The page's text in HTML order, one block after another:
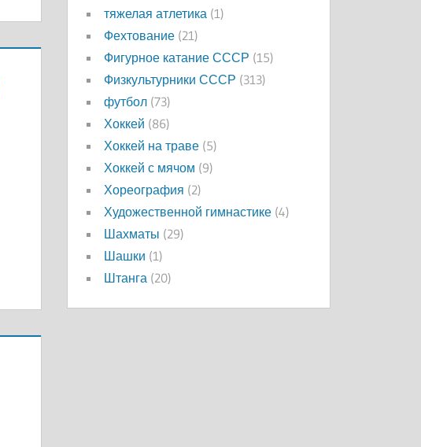
тяжелая атлетика (1)
Фехтование (21)
Фигурное катание СССР (15)
Физкультурники СССР (313)
футбол (73)
Хоккей (86)
Хоккей на траве (5)
Хоккей с мячом (9)
Хореография (2)
Художественной гимнастике (4)
Шахматы (29)
Шашки (1)
Штанга (20)